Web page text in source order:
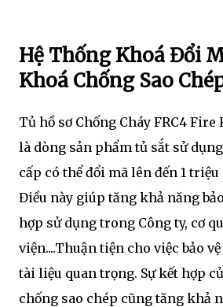
Hệ Thống Khoá Đổi
Khoá Chống Sao
Tủ hồ sơ Chống Cháy FRC4
là dòng sản phẩm tủ sắt sử
cấp có thể đổi mã lên đến 1
Điều này giúp tăng khả năng
hợp sử dụng trong Công ty, cơ
viện....Thuận tiện cho việc bảo
tài liệu quan trọng. Sự kết hợp
chống sao chép cũng tăng khả